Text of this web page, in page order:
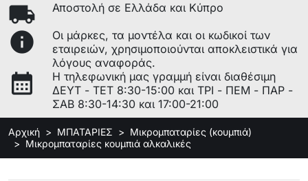
local_shipping Αποστολή σε Ελλάδα και Κύπρο
info
Οι μάρκες, τα μοντέλα και οι κωδικοί των
εταιρειών, χρησιμοποιούνται αποκλειστικά για
λόγους αναφοράς.
calendar_month
Η τηλεφωνική μας γραμμή είναι διαθέσιμη
ΔΕΥΤ - ΤΕΤ 8:30-15:00 και ΤΡΙ - ΠΕΜ - ΠΑΡ -
ΣΑΒ 8:30-14:30 και 17:00-21:00
Αρχική ΜΠΑΤΑΡΙΕΣ
Μικρομπαταρίες (κουμπιά)
Μικρομπαταρίες κουμπιά αλκαλικές